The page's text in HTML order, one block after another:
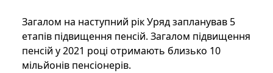
Загалом на наступний рік Уряд запланував 5
етапів підвищення пенсій. Загалом підвищення
пенсій у 2021 році отримають близько 10
мільйонів пенсіонерів.